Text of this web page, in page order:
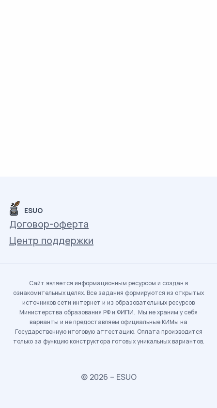
ESUO
Договор-оферта
Центр поддержки
Сайт является информационным ресурсом и создан в
ознакомительных целях. Все задания формируются из открытых
источников сети интернет и из образовательных ресурсов
Министерства образования РФ и ФИПИ. Мы не храним у себя
варианты и не предоставляем официальные КИМы на
Государственную итоговую аттестацию. Оплата производится
только за функцию конструктора готовых уникальных вариантов.
© 2026 – ESUO